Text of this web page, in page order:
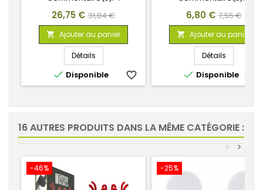
Prix
26,75 € Prix
de
base
31,84 €
 Ajouter au panier
Détails
 Disponible favorite_border
Prix
6,80 € Prix
de
base
7,55 €
 Ajouter au panier
Détails
 Disponible
16 AUTRES PRODUITS DANS LA MÊME CATÉGORIE :
>
<
-46% -25%